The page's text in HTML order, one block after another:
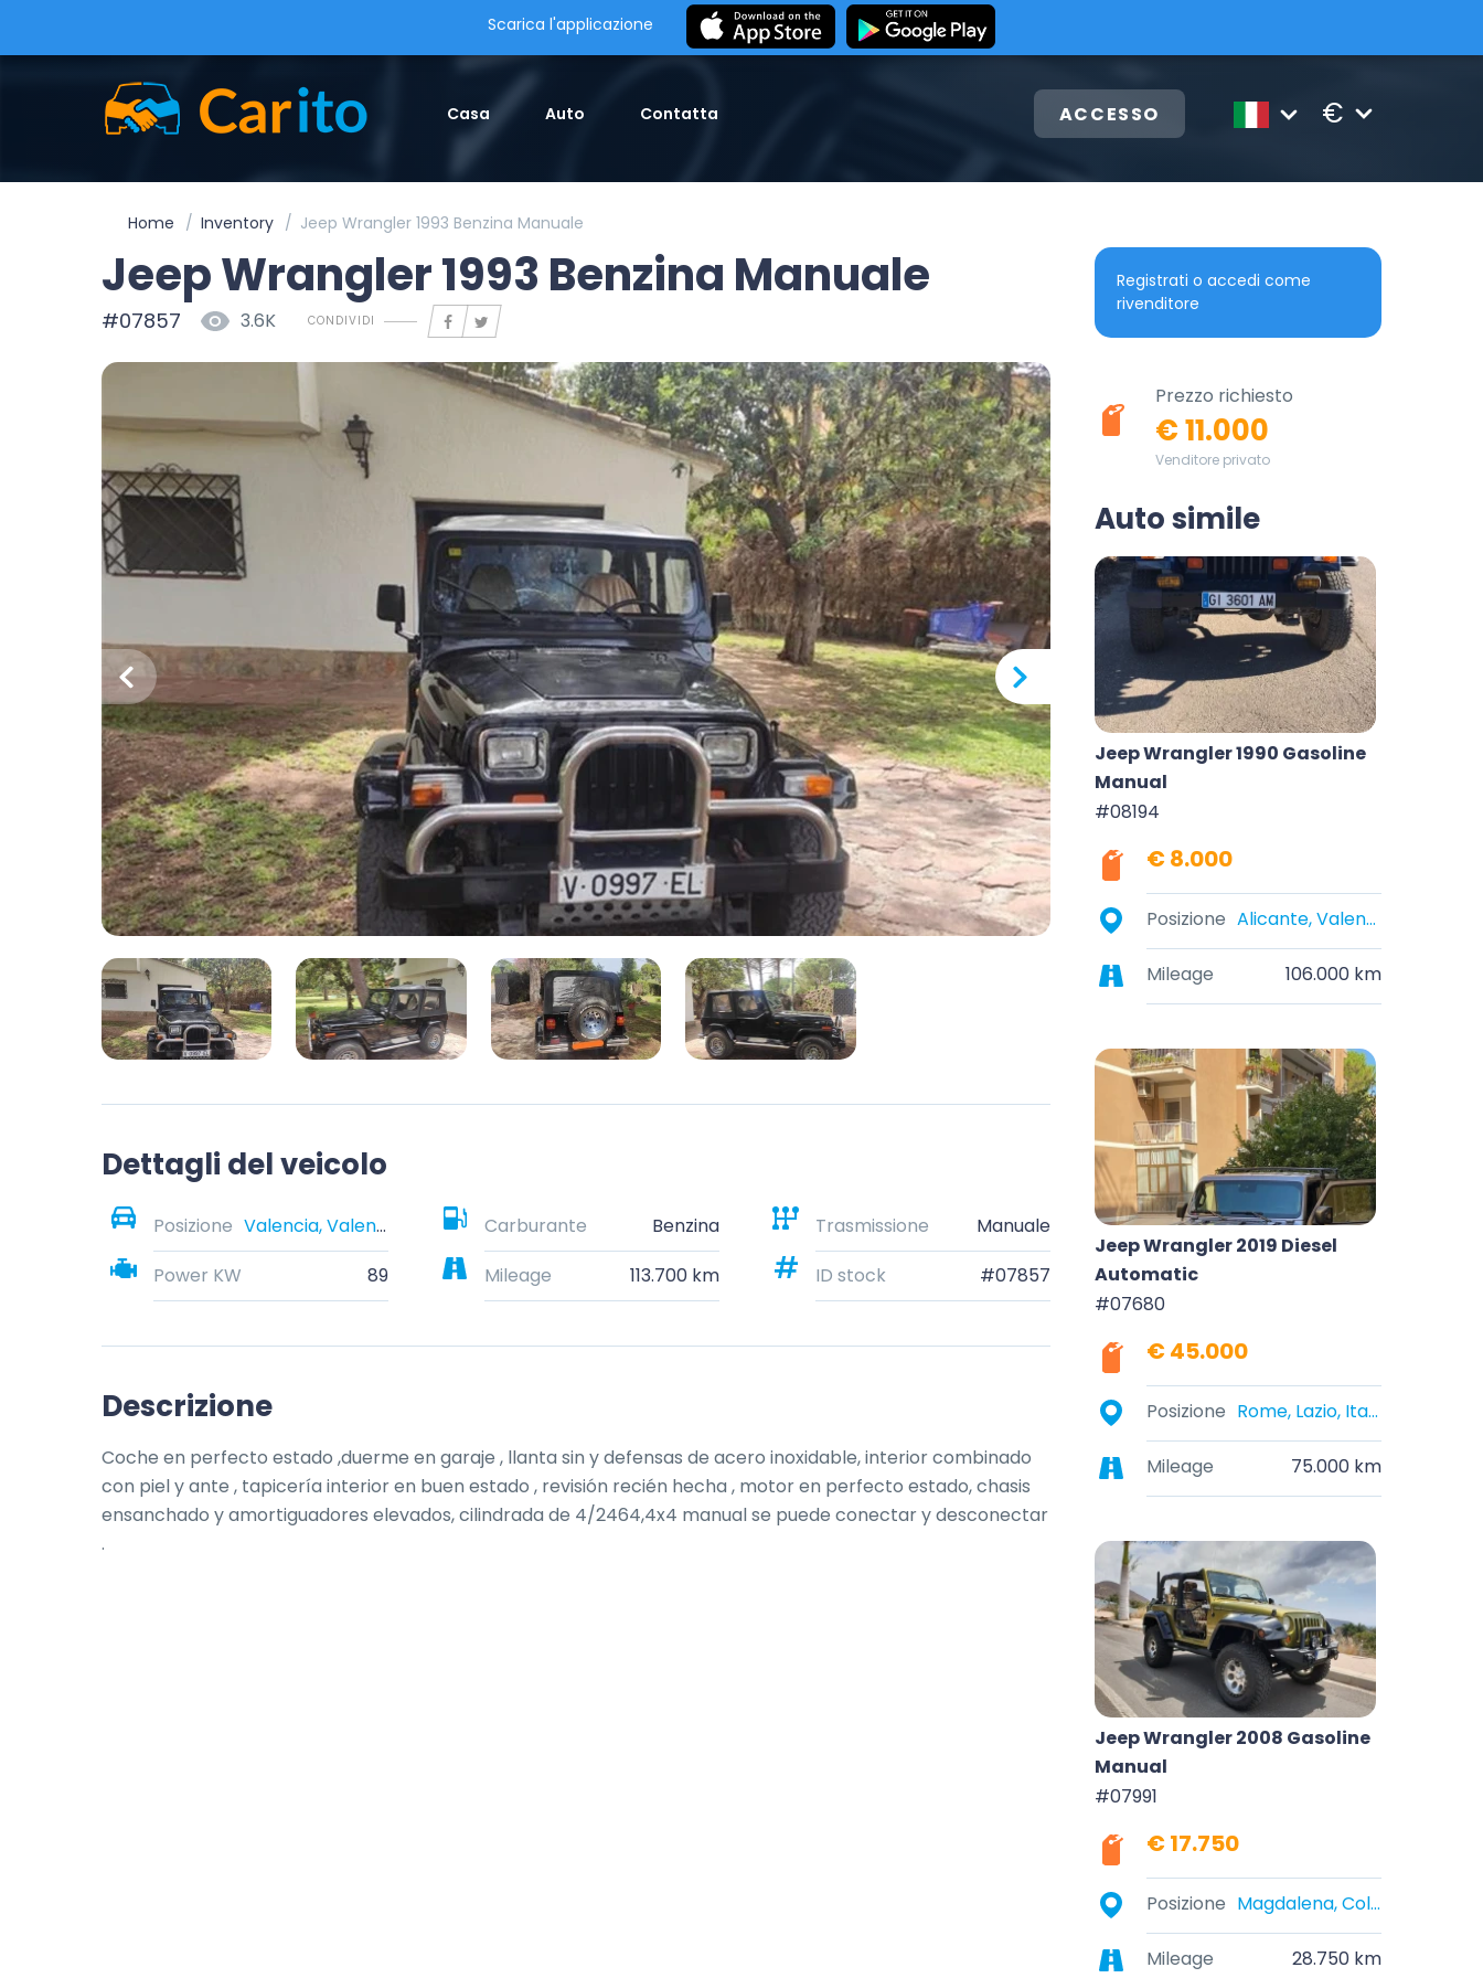
Scarica l'applicazione
Casa Auto Contatta ACCESSO €
Home Inventory Jeep Wrangler 1993 Benzina Manuale
Jeep Wrangler 1993 Benzina Manuale
#07857 3.6K CONDIVIDI
Dettagli del veicolo
Posizione Valencia, Valencian Community, Spain Carburante Benzina Trasmissione
Manuale
Power KW
89 Mileage 113.700 km ID stock #07857
Descrizione
Coche en perfecto estado ,duerme en garaje , llanta sin y defensas de acero inoxidable, interior combinado
con piel y ante , tapicería interior en buen estado , revisión recién hecha , motor en perfecto estado, chasis
ensanchado y amortiguadores elevados, cilindrada de 4/2464,4x4 manual se puede conectar y desconectar
.
Registrati o accedi come
rivenditore
Prezzo richiesto
€ 11.000
Venditore privato
Auto simile
Jeep Wrangler 1990 Gasoline
Manual
#08194
€ 8.000
Posizione Alicante, Valencian Community, Spain
Mileage 106.000 km
Jeep Wrangler 2019 Diesel
Automatic
#07680
€ 45.000
Posizione Rome, Lazio, Italy
Mileage 75.000 km
Jeep Wrangler 2008 Gasoline
Manual
#07991
€ 17.750
Posizione Magdalena, Colombia
Mileage 28.750 km